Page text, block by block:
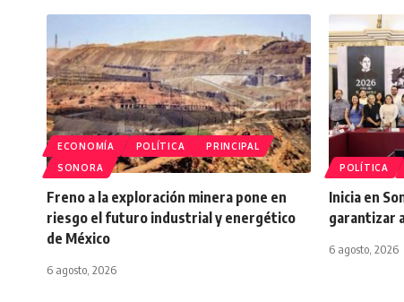
ECONOMÍA POLÍTICA
PRINCIPAL
SONORA
Freno a la exploración minera pone en
riesgo el futuro industrial y energético
de México
6 agosto, 2026
POLÍTICA
Inicia en
garantizar
6 agosto, 2026